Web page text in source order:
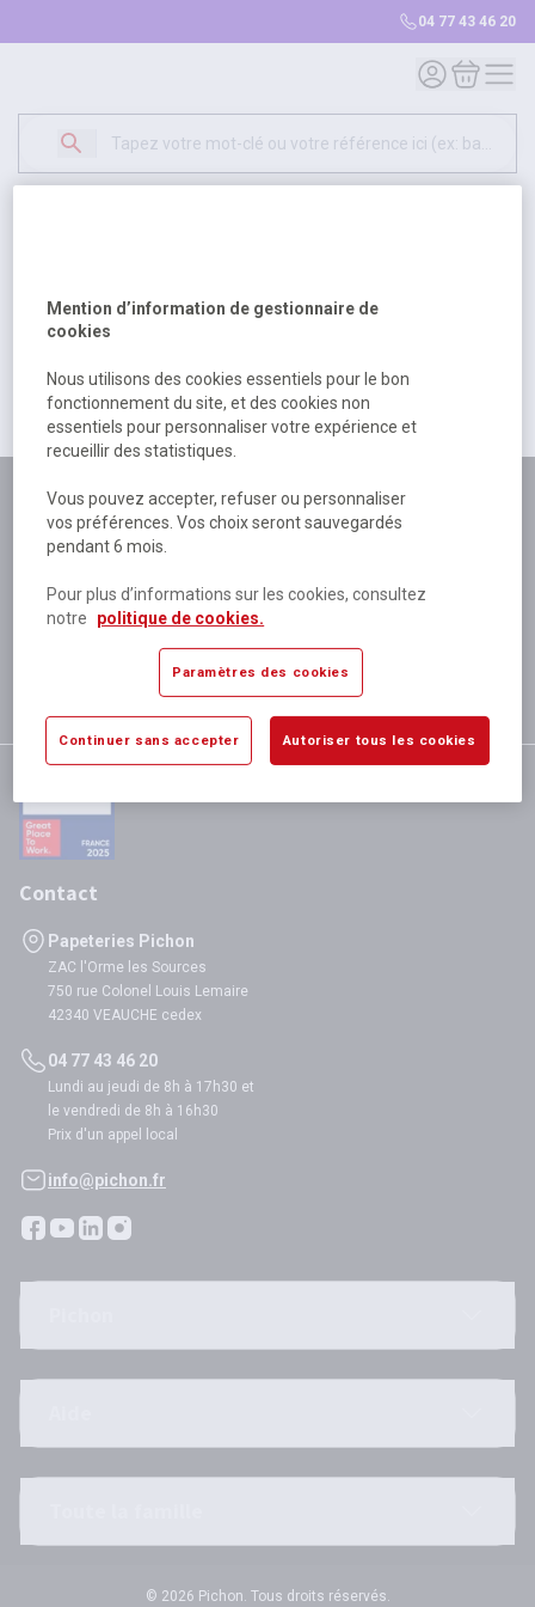
04 77 43 46 20
Mon compte
Mon
500
excuser pour la gêne occasionée.
Retour Retour à l'accueil
Plus de 180 personnes
à votre écoute
Plus de 80 000 références
disponibles
Expédition le jour même
si validation avant 12h
satisfaction totale
Contact
Papeteries Pichon
ZAC l'Orme les Sources
750 rue Colonel Louis Lemaire
42340 VEAUCHE cedex
04 77 43 46 20
Lundi au jeudi de 8h à 17h30 et
le vendredi de 8h à 16h30
Prix d'un appel local
info@pichon.fr
© 2026 Pichon. Tous droits réservés.
Mention d’information de gestionnaire de
cookies
Nous utilisons des cookies essentiels pour le bon
fonctionnement du site, et des cookies non
essentiels pour personnaliser votre expérience et
recueillir des statistiques.
Vous pouvez accepter, refuser ou personnaliser
vos préférences. Vos choix seront sauvegardés
pendant 6 mois.
Pour plus d’informations sur les cookies, consultez
notre
politique de cookies.
Paramètres des cookies
Continuer sans accepter Autoriser tous les cookies